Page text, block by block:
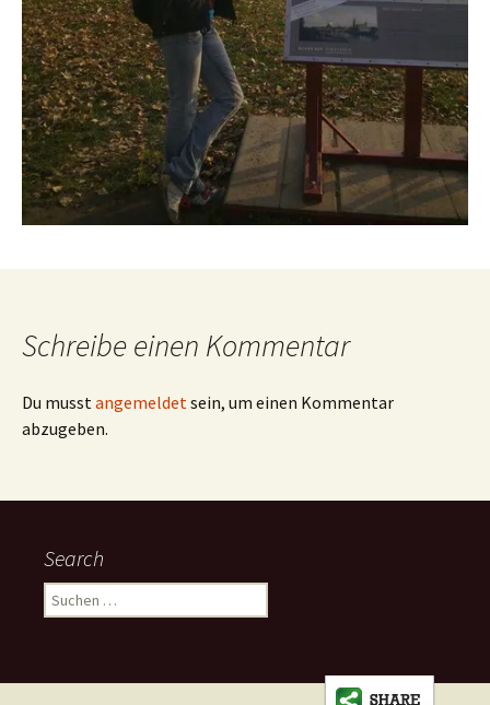
Schreibe einen Kommentar
Du musst angemeldet sein, um einen Kommentar
abzugeben.
Search
Suchen
nach: